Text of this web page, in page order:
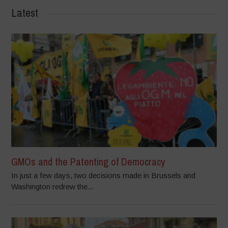
Latest
GMOs and the Patenting of Democracy
In just a few days, two decisions made in Brussels and
Washington redrew the...